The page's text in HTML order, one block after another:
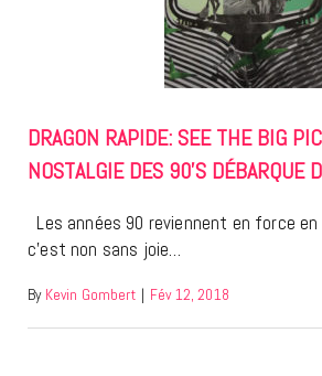
DRAGON RAPIDE: SEE THE BIG
NOSTALGIE DES 90’S DÉBARQUE
Les années 90 reviennent en force
c’est non sans joie…
By Kevin Gombert | Fév 12, 2018